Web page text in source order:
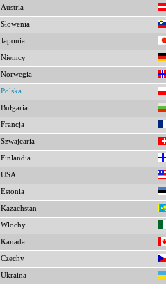
Austria
Słowenia
Japonia
Niemcy
Norwegia
Polska
Bułgaria
Francja
Szwajcaria
Finlandia
USA
Estonia
Kazachstan
Włochy
Kanada
Czechy
Ukraina